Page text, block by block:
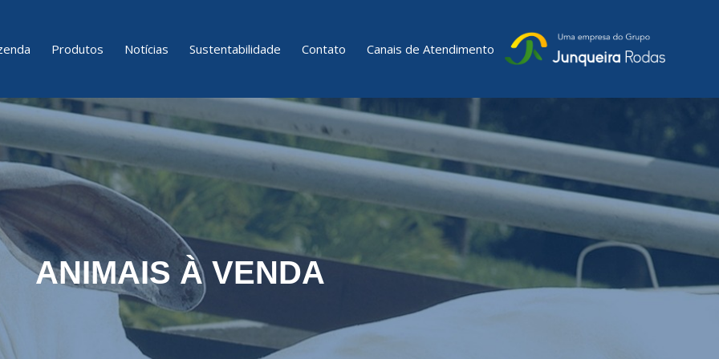
Produtos Notícias Sustentabilidade Contato Canais de Atendimento
ANIMAIS À VENDA